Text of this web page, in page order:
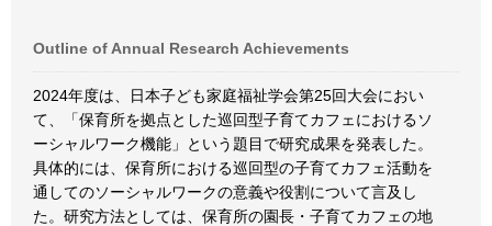
Outline of Annual Research Achievements
2024年度は、日本子ども家庭福祉学会第25回大会におい
て、「保育所を拠点とした巡回型子育てカフェにおけるソ
ーシャルワーク機能」という題目で研究成果を発表した。
具体的には、保育所における巡回型の子育てカフェ活動を
通してのソーシャルワークの意義や役割について言及し
た。研究方法としては、保育所の園長・子育てカフェの地